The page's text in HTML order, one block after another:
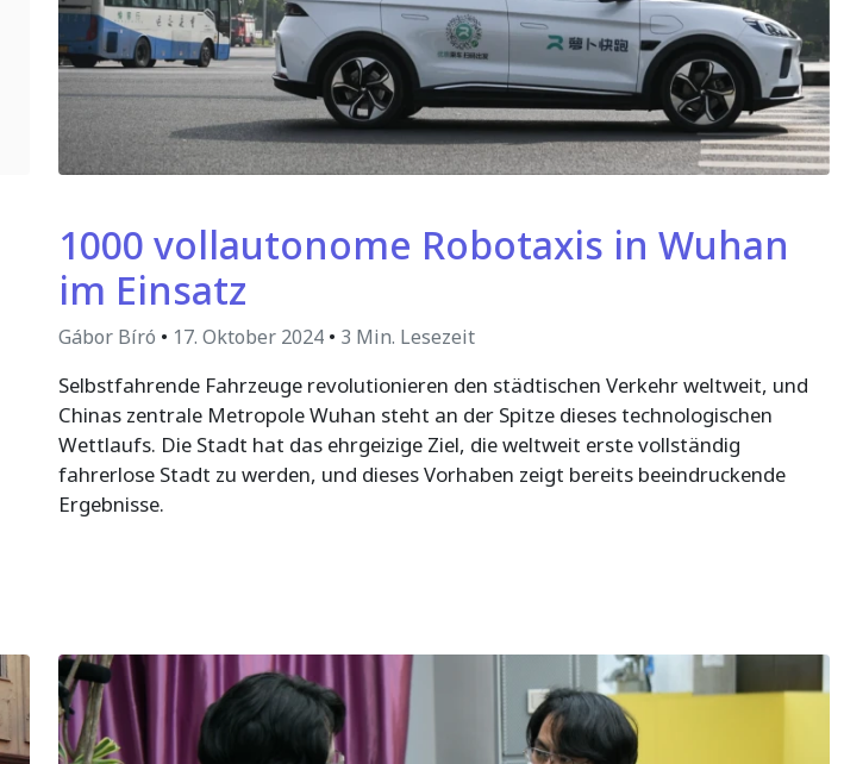
1000 vollautonome Robotaxis in Wuhan
im Einsatz
Gábor Bíró • 17. Oktober 2024 • 3 Min. Lesezeit
Selbstfahrende Fahrzeuge revolutionieren den städtischen Verkehr weltweit, und
Chinas zentrale Metropole Wuhan steht an der Spitze dieses technologischen
Wettlaufs. Die Stadt hat das ehrgeizige Ziel, die weltweit erste vollständig
fahrerlose Stadt zu werden, und dieses Vorhaben zeigt bereits beeindruckende
Ergebnisse.